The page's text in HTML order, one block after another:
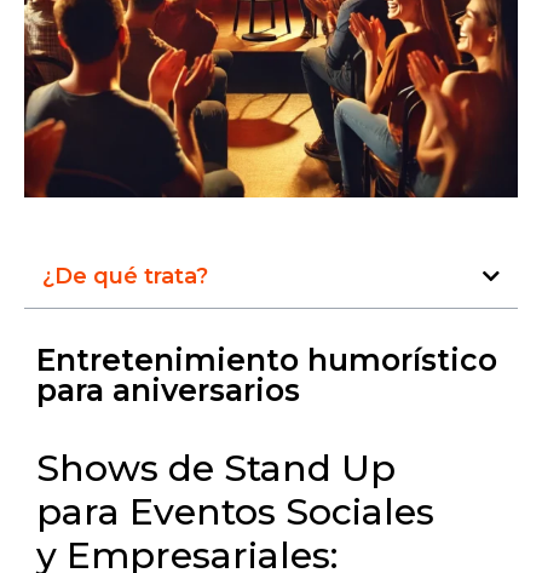
¿De qué trata?
Entretenimiento humorístico
para aniversarios
Shows de Stand Up
para Eventos Sociales
y Empresariales: